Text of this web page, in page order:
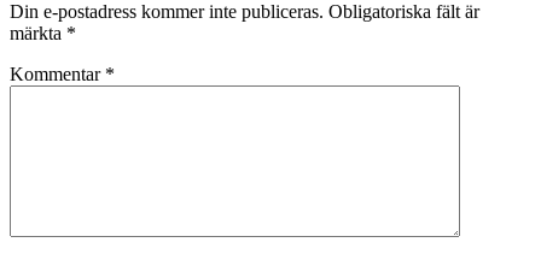
Din e-postadress kommer inte publiceras. Obligatoriska fält är
märkta *
Kommentar *